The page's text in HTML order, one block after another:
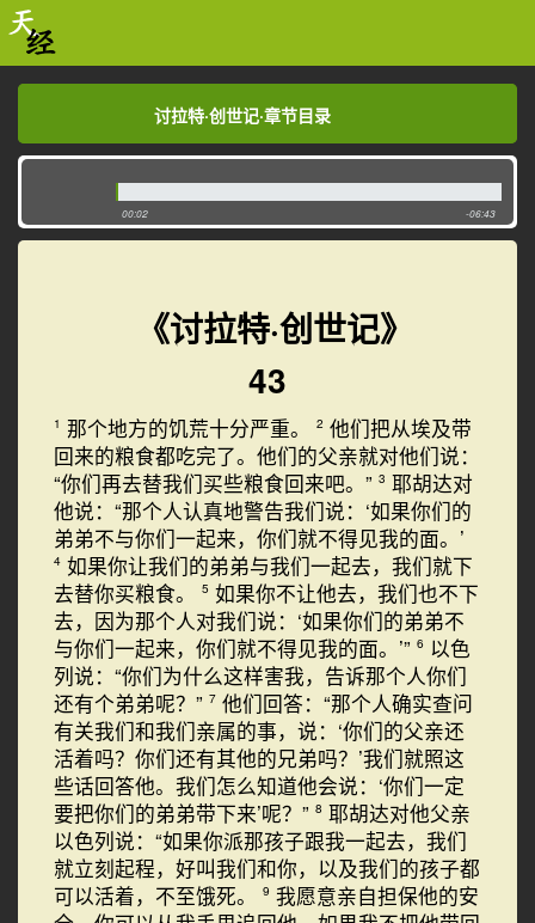
讨拉特·创世记·章节目录
讨拉特·创世记·章节目录
00:02 -06:43
《讨拉特·创世记》
43
1 那个地方的饥荒十分严重。 2 他们把从埃及带
回来的粮食都吃完了。他们的父亲就对他们说：
“你们再去替我们买些粮食回来吧。” 3 耶胡达对
他说：“那个人认真地警告我们说：‘如果你们的
弟弟不与你们一起来，你们就不得见我的面。’
4 如果你让我们的弟弟与我们一起去，我们就下
去替你买粮食。
5 如果你不让他去，我们也不下
去，因为那个人对我们说：‘如果你们的弟弟不
与你们一起来，你们就不得见我的面。’” 6 以色
列说：“你们为什么这样害我，告诉那个人你们
还有个弟弟呢？” 7 他们回答：“那个人确实查问
有关我们和我们亲属的事，说：‘你们的父亲还
活着吗？你们还有其他的兄弟吗？’我们就照这
些话回答他。我们怎么知道他会说：‘你们一定
要把你们的弟弟带下来’呢？” 8 耶胡达对他父亲
以色列说：“如果你派那孩子跟我一起去，我们
就立刻起程，好叫我们和你，以及我们的孩子都
可以活着，不至饿死。
9 我愿意亲自担保他的安